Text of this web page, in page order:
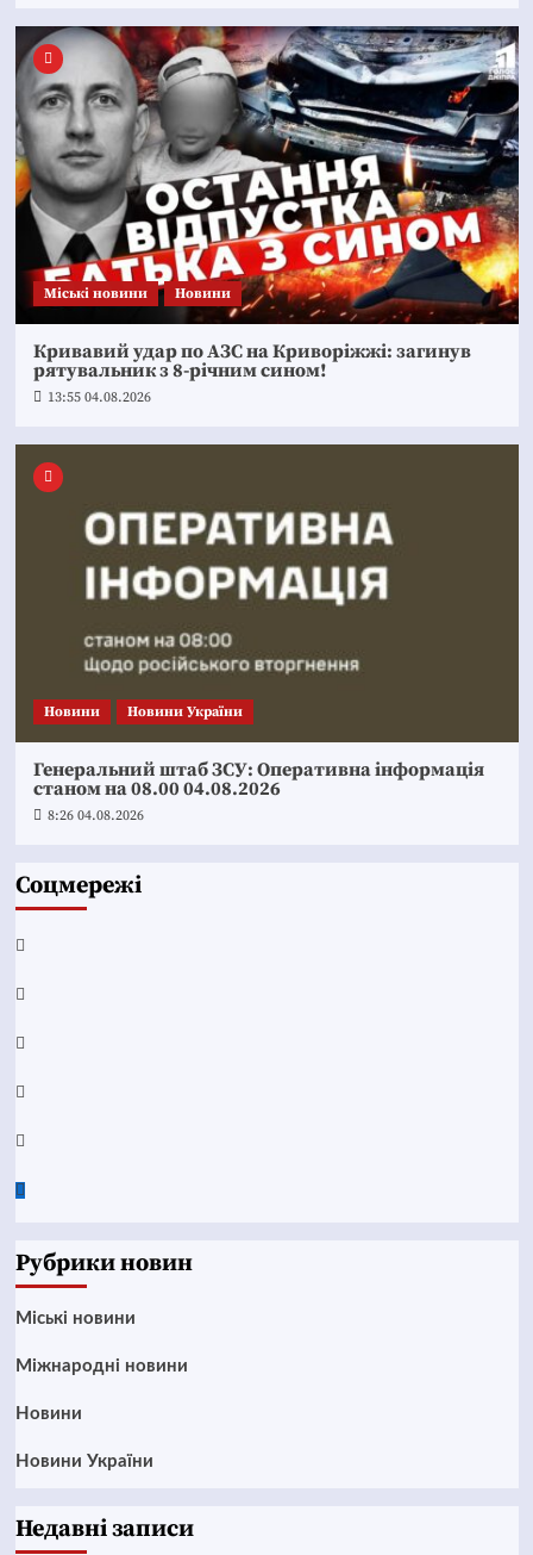
Mіські новини Новини
Кривавий удар по АЗС на Криворіжжі: загинув
рятувальник з 8-річним сином!
13:55 04.08.2026
Новини Новини України
Генеральний штаб ЗСУ: Оперативна інформація
станом на 08.00 04.08.2026
8:26 04.08.2026
Соцмережі
Facebook
YouTube
Telegram
Instagram
Twitter
Google
Рубрики новин
Mіські новини
Міжнародні новини
Новини
Новини України
Недавні записи